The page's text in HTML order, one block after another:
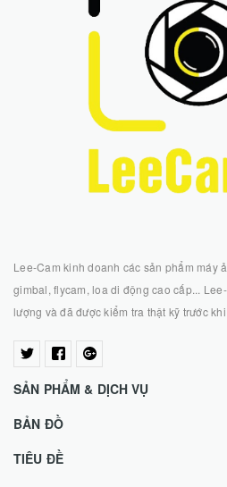
Lee-Cam kinh doanh các sản phẩm máy
gimbal, flycam, loa di động cao cấp...
lượng và đã được kiểm tra thật kỹ trước
SẢN PHẨM & DỊCH VỤ
BẢN ĐỒ
TIÊU ĐỀ